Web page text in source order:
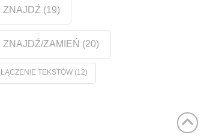
ZNAJDŹ (19)
ZNAJDŹ/ZAMIEŃ (20)
ŁĄCZENIE TEKSTÓW(12)